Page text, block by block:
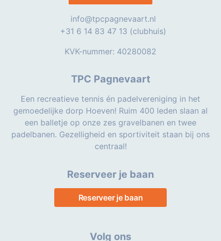
info@tpcpagnevaart.nl
+31 6 14 83 47 13 (clubhuis)
KVK-nummer: 40280082
TPC Pagnevaart
Een recreatieve tennis én padelvereniging in het
gemoedelijke dorp Hoeven! Ruim 400 leden slaan al
een balletje op onze zes gravelbanen en twee
padelbanen. Gezelligheid en sportiviteit staan bij ons
centraal!
Reserveer je baan
Reserveer je baan
Volg ons